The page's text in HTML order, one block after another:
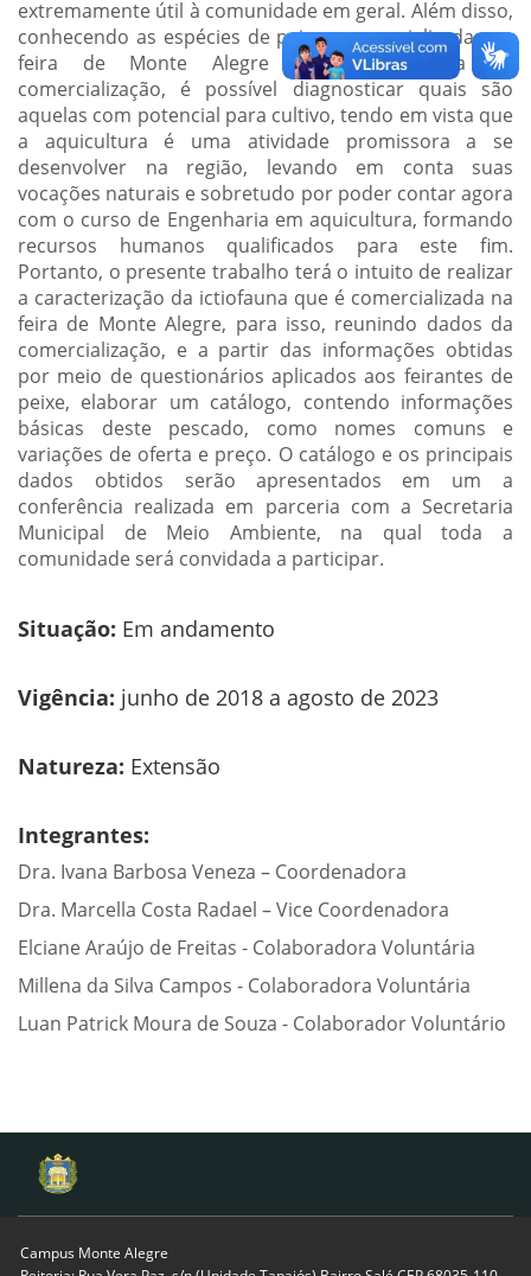
extremamente útil à comunidade em geral. Além disso,
conhecendo as espécies de peixes comercializadas na
feira de Monte Alegre e sua dinâmica de
comercialização, é possível diagnosticar quais são
aquelas com potencial para cultivo, tendo em vista que
a aquicultura é uma atividade promissora a se
desenvolver na região, levando em conta suas
vocações naturais e sobretudo por poder contar agora
com o curso de Engenharia em aquicultura, formando
recursos humanos qualificados para este fim.
Portanto, o presente trabalho terá o intuito de realizar
a caracterização da ictiofauna que é comercializada na
feira de Monte Alegre, para isso, reunindo dados da
comercialização, e a partir das informações obtidas
por meio de questionários aplicados aos feirantes de
peixe, elaborar um catálogo, contendo informações
básicas deste pescado, como nomes comuns e
variações de oferta e preço. O catálogo e os principais
dados obtidos serão apresentados em um a
conferência realizada em parceria com a Secretaria
Municipal de Meio Ambiente, na qual toda a
comunidade será convidada a participar.
Situação: Em andamento
Vigência: junho de 2018 a agosto de 2023
Natureza: Extensão
Integrantes:
Dra. Ivana Barbosa Veneza – Coordenadora
Dra. Marcella Costa Radael – Vice Coordenadora
Elciane Araújo de Freitas - Colaboradora Voluntária
Millena da Silva Campos - Colaboradora Voluntária
Luan Patrick Moura de Souza - Colaborador Voluntário
Campus Monte Alegre